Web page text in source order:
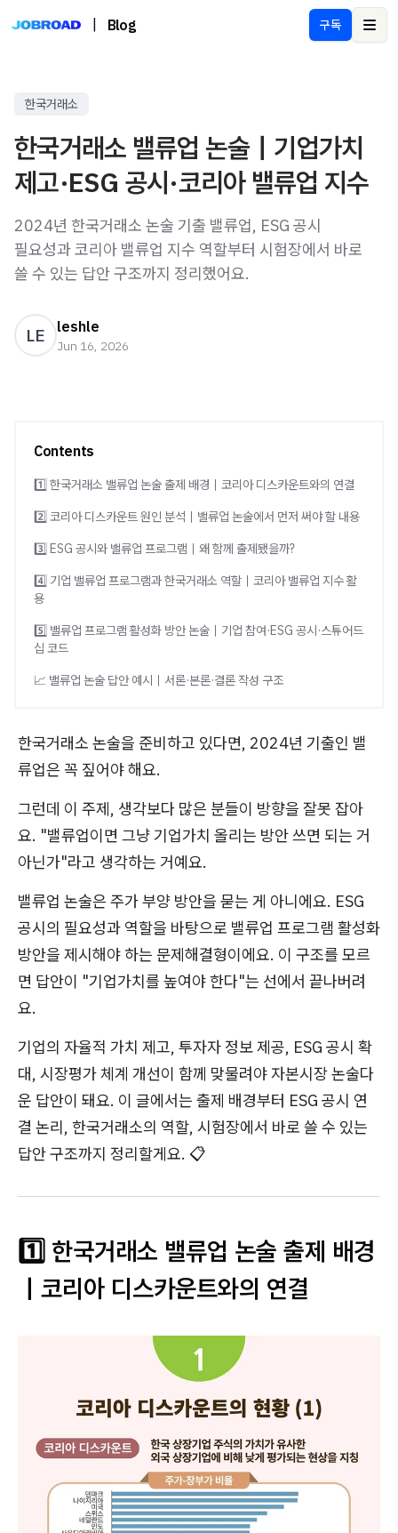
Blog 구독
한국거래소
한국거래소 밸류업 논술｜기업가치
제고·ESG 공시·코리아 밸류업 지수
2024년 한국거래소 논술 기출 밸류업, ESG 공시
필요성과 코리아 밸류업 지수 역할부터 시험장에서 바로
쓸 수 있는 답안 구조까지 정리했어요.
LE leshle
Jun 16, 2026
Contents
1️⃣ 한국거래소 밸류업 논술 출제 배경｜코리아 디스카운트와의 연결
2️⃣ 코리아 디스카운트 원인 분석｜밸류업 논술에서 먼저 써야 할 내용
3️⃣ ESG 공시와 밸류업 프로그램｜왜 함께 출제됐을까?
4️⃣ 기업 밸류업 프로그램과 한국거래소 역할｜코리아 밸류업 지수 활
용
5️⃣ 밸류업 프로그램 활성화 방안 논술｜기업 참여·ESG 공시·스튜어드
십 코드
📈 밸류업 논술 답안 예시｜서론·본론·결론 작성 구조
한국거래소 논술을 준비하고 있다면, 2024년 기출인 밸
류업은 꼭 짚어야 해요.
그런데 이 주제, 생각보다 많은 분들이 방향을 잘못 잡아
요. "밸류업이면 그냥 기업가치 올리는 방안 쓰면 되는 거
아닌가"라고 생각하는 거예요.
밸류업 논술은 주가 부양 방안을 묻는 게 아니에요. ESG
공시의 필요성과 역할을 바탕으로 밸류업 프로그램 활성화
방안을 제시해야 하는 문제해결형이에요. 이 구조를 모르
면 답안이 "기업가치를 높여야 한다"는 선에서 끝나버려
요.
기업의 자율적 가치 제고, 투자자 정보 제공, ESG 공시 확
대, 시장평가 체계 개선이 함께 맞물려야 자본시장 논술다
운 답안이 돼요. 이 글에서는 출제 배경부터 ESG 공시 연
결 논리, 한국거래소의 역할, 시험장에서 바로 쓸 수 있는
답안 구조까지 정리할게요. 📋
1️⃣ 한국거래소 밸류업 논술 출제 배경
｜코리아 디스카운트와의 연결